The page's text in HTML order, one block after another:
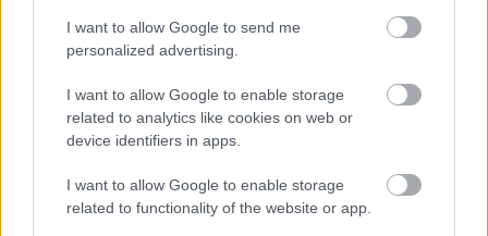
I want to allow Google to send me
personalized advertising.
I want to allow Google to enable storage
related to analytics like cookies on web or
device identifiers in apps.
I want to allow Google to enable storage
related to functionality of the website or app.
Sajtó: Az Aston Martintól érkezik Lambiase utódja a Red
Bullhoz?